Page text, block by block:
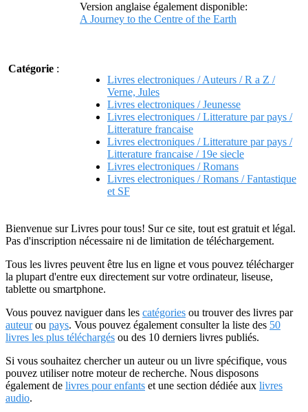
Version anglaise également disponible:
A Journey to the Centre of the Earth
Catégorie :
Livres electroniques / Auteurs / R a Z /
Verne, Jules
Livres electroniques / Jeunesse
Livres electroniques / Litterature par pays /
Litterature francaise
Livres electroniques / Litterature par pays /
Litterature francaise / 19e siecle
Livres electroniques / Romans
Livres electroniques / Romans / Fantastique
et SF
Bienvenue sur Livres pour tous! Sur ce site, tout est gratuit et légal.
Pas d'inscription nécessaire ni de limitation de téléchargement.
Tous les livres peuvent être lus en ligne et vous pouvez télécharger
la plupart d'entre eux directement sur votre ordinateur, liseuse,
tablette ou smartphone.
Vous pouvez naviguer dans les catégories ou trouver des livres par
auteurou pays. Vous pouvez également consulter la liste des 50
livres les plus téléchargés ou des 10 derniers livres publiés.
Si vous souhaitez chercher un auteur ou un livre spécifique, vous
pouvez utiliser notre moteur de recherche. Nous disposons
également de livres pour enfants et une section dédiée aux livres
audio.